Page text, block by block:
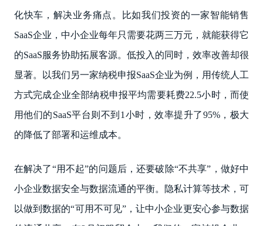
化快车，解决业务痛点。比如我们投资的一家智能销售
SaaS企业，中小企业每年只需要花两三万元，就能获得它
的SaaS服务协助拓展客源。低投入的同时，效率改善却很
显著。以我们另一家纳税申报SaaS企业为例，用传统人工
方式完成企业全部纳税申报平均需要耗费22.5小时，而使
用他们的SaaS平台则不到1小时，效率提升了95%，极大
的降低了部署和运维成本。
在解决了“用不起”的问题后，还要破除“不共享”，做好中
小企业数据安全与数据流通的平衡。隐私计算等技术，可
以做到数据的“可用不可见”，让中小企业更安心参与数据